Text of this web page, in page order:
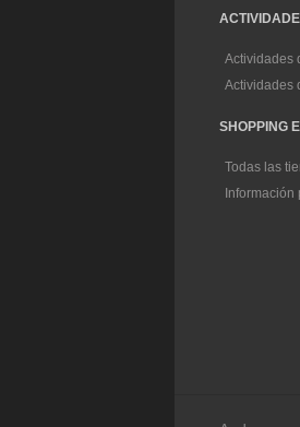
Actividades
Actividades
SHOPPING
Todas las
Información